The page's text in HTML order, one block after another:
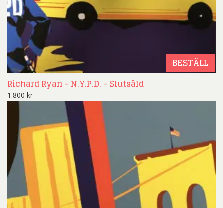
BESTÄLL
Richard Ryan – N.Y.P.D. – Slutsåld
1.800 kr